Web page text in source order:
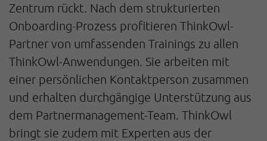
Zentrum rückt. Nach dem strukturierten
Onboarding-Prozess profitieren ThinkOwl-
Partner von umfassenden Trainings zu allen
ThinkOwl-Anwendungen. Sie arbeiten mit
einer persönlichen Kontaktperson zusammen
und erhalten durchgängige Unterstützung aus
dem Partnermanagement-Team. ThinkOwl
bringt sie zudem mit Experten aus der